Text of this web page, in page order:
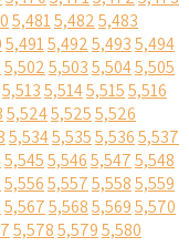
5,4815,4825,483
5,4915,4925,4935,494
5,5025,5035,5045,505
5,5135,5145,5155,516
5,5245,5255,526
5,5345,5355,5365,537
5,5455,5465,5475,548
5,5565,5575,5585,559
5,5675,5685,5695,570
5,5785,5795,580